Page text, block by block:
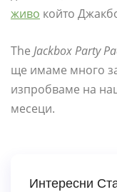
живо който
The Jackbox Party
ще имаме много
изпробваме на
месеци.
Интересни